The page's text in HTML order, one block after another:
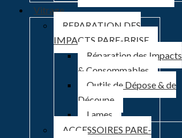
Vitrage
REPARATION DES
IMPACTS PARE-BRISE
Réparation des Impacts
& Consommables
Outils de Dépose & de
Découpe
Lames
ACCESSOIRES PARE-